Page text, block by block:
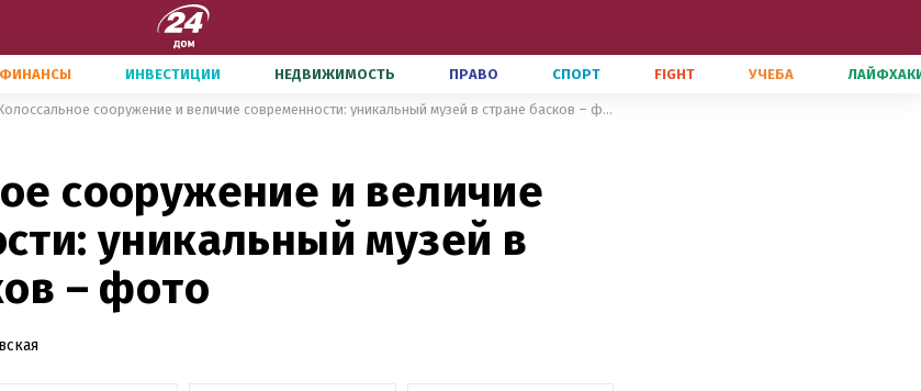
ФИНАНСЫ ИНВЕСТИЦИИ НЕДВИЖИМОСТЬ ПРАВО СПОРТ FIGHT УЧЕБА
Колоссальное сооружение и величие современности: уникальный музей в стране басков – фото
сооружение и величие
уникальный музей в
– фото